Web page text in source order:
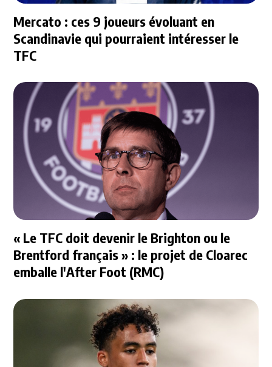
Mercato : ces 9 joueurs évoluant en
Scandinavie qui pourraient intéresser le
TFC
« Le TFC doit devenir le Brighton ou le
Brentford français » : le projet de Cloarec
emballe l'After Foot (RMC)